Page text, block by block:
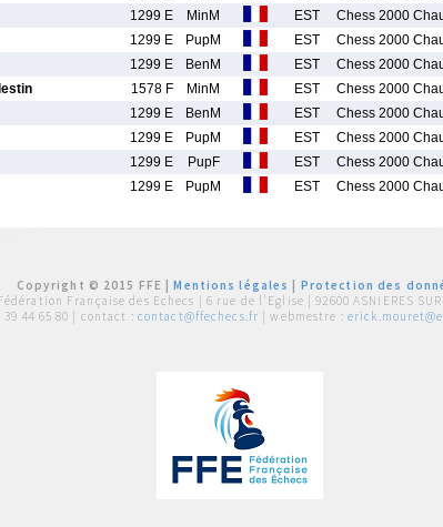
1299 E MinM EST Chess 2000
1299 E PupM EST Chess 2000
1299 E BenM EST Chess 2000
1578 F MinM EST Chess 2000
1299 E BenM EST Chess 2000
1299 E PupM EST Chess 2000
1299 E PupF EST Chess 2000
1299 E PupM EST Chess 2000
Copyright © 2015 FFE |Mentions légales
Protection des
Française des Echecs | 6 rue de l'Eglise | 92600 ASNIERES SUR
39 44 65 80 | contact : contact@ffechecs.fr | webmestre :